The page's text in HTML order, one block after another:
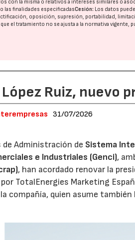
con la misma o relativos a intereses similares o
las finalidades especificadasCesión: Los datos
oposición, supresión, portabilidad,
el tratamiento no se ajusta a la normativa vigente,
Ruiz, nuevo
31/07/2026
de Administración de Sistema
e Industriales (Genci),
, han acordado renovar la
TotalEnergies Marketing
compañía, quien asume